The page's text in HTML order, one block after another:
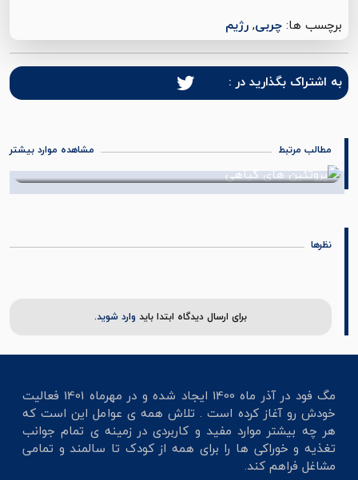
برچسب ها:چربی,رژیم
به اشتراک بگذارید در :
مطالب مرتبط مشاهده موارد بیشتر
نظرها
برای ارسال دیدگاه ابتدا باید وارد شوید.
مگ فود در آذر ماه 1400 ایجاد شده و در مهرماه 1401 فعالیت
خودش رو آغاز کرده است . تلاش همه ی عوامل این است که
هر چه بیشتر موارد مفید و کاربردی در زمینه ی تمام جوانب
تغذیه و خوراکی ها را برای همه از کودک تا سالمند و تمامی
مشاغل فراهم کند.